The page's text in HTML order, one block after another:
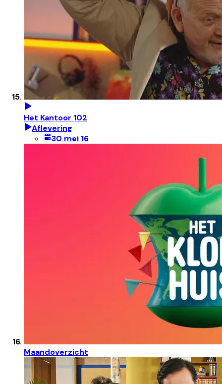
Het Kantoor 102
Aflevering
30 mei 16
Maandoverzicht